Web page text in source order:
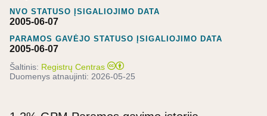
NVO STATUSO ĮSIGALIOJIMO DATA
2005-06-07
PARAMOS GAVĖJO STATUSO ĮSIGALIOJIMO DATA
2005-06-07
Šaltinis: Registrų Centras
Duomenys atnaujinti: 2026-05-25